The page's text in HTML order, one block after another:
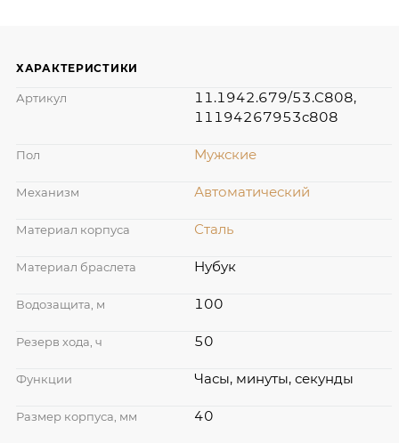
ХАРАКТЕРИСТИКИ
Артикул
11.1942.679/53.C808,
11194267953c808
Пол Мужские
Механизм Автоматический
Материал корпуса Сталь
Материал браслета Нубук
Водозащита, м 100
Резерв хода, ч 50
Функции Часы, минуты, секунды
Размер корпуса, мм 40